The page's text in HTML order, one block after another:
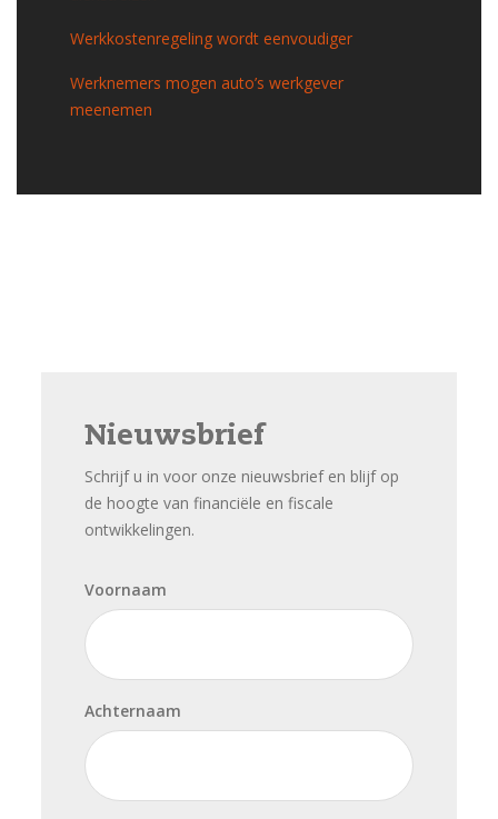
Werkkostenregeling wordt eenvoudiger
Werknemers mogen auto’s werkgever
meenemen
Nieuwsbrief
Schrijf u in voor onze nieuwsbrief en blijf op
de hoogte van financiële en fiscale
ontwikkelingen.
Voornaam
Achternaam